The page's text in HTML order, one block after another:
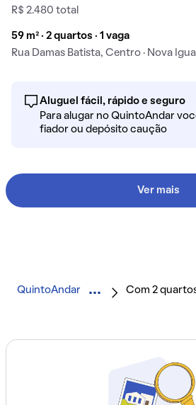
R$ 2.480 total
59 m² · 2 quartos · 1 vaga
Rua Damas Batista, Centro · Nova
Aluguel fácil, rápido e seguro
Para alugar no QuintoAndar
fiador ou depósito caução
Ver mais
QuintoAndar Com 2